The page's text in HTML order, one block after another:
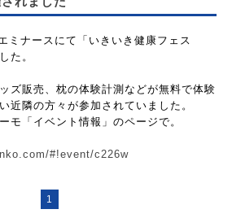
ナースにて「いきいき健康フェス
た。
ズ販売、枕の体験計測などが無料で体験
近隣の方々が参加されていました。
モ「イベント情報」のページで。
#!event/c226w
1